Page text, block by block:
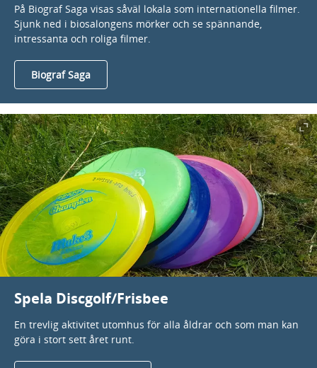
På Biograf Saga visas såväl lokala som internationella filmer.
Sjunk ned i biosalongens mörker och se spännande,
intressanta och roliga filmer.
Biograf Saga
Spela Discgolf/Frisbee
En trevlig aktivitet utomhus för alla åldrar och som man kan
göra i stort sett året runt.